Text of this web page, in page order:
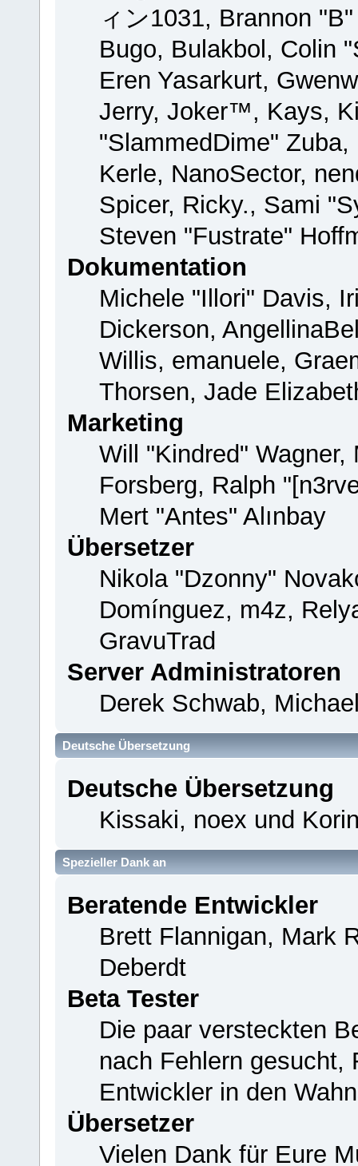
ィン1031, Brannon
Bugo, Bulakbol, Colin
Eren Yasarkurt,
Jerry, Joker™, Kays,
"SlammedDime"
Kerle, NanoSector,
Spicer, Ricky., Sami
Steven "Fustrate"
Dokumentation
Michele "Illori" Davis,
Dickerson,
Willis, emanuele,
Thorsen, Jade
Marketing
Will "Kindred" Wagner,
Forsberg, Ralph
Mert "Antes" Alınbay
Übersetzer
Nikola "Dzonny"
Domínguez, m4z,
GravuTrad
Server Administratoren
Derek Schwab,
Deutsche Übersetzung
Deutsche Übersetzung
Kissaki, noex und
Spezieller Dank an
Beratende Entwickler
Brett Flannigan, Mark
Deberdt
Beta Tester
Die paar versteckten
nach Fehlern gesucht,
Entwickler in den
Übersetzer
Vielen Dank für Eure